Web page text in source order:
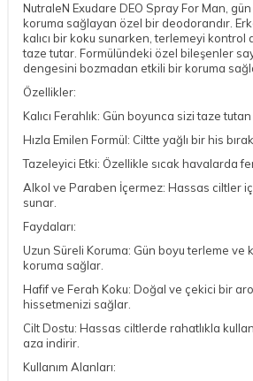
NutraleN Exudare DEO Spray For Man,
koruma sağlayan özel bir deodorandır.
kalıcı bir koku sunarken, terlemeyi kontrol
taze tutar. Formülündeki özel bileşenler
dengesini bozmadan etkili bir koruma
Özellikler:
Kalıcı Ferahlık: Gün boyunca sizi taze
Hızla Emilen Formül: Ciltte yağlı bir his
Tazeleyici Etki: Özellikle sıcak havalarda
Alkol ve Paraben İçermez: Hassas ciltler
sunar.
Faydaları:
Uzun Süreli Koruma: Gün boyu terleme ve
koruma sağlar.
Hafif ve Ferah Koku: Doğal ve çekici bir
hissetmenizi sağlar.
Cilt Dostu: Hassas ciltlerde rahatlıkla
aza indirir.
Kullanım Alanları: